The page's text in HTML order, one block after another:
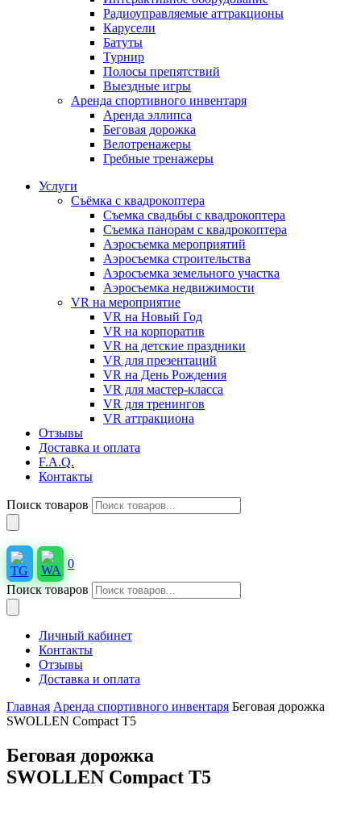
Радиоуправляемые аттракционы
Карусели
Батуты
Турнир
Полосы препятствий
Выездные игры
Аренда спортивного инвентаря
Аренда эллипса
Бeговая дoрожка
Велотренажеры
Гребные тренажеры
Услуги
Съёмка с квадрокоптера
Съемка свадьбы с квадрокоптера
Съемка панорам с квадрокоптера
Аэросъемка мероприятий
Аэросъемка строительства
Аэросъемка земельного участка
Аэросъемка недвижимости
VR на мероприятие
VR на Новый Год
VR на корпоратив
VR на детские праздники
VR для презентаций
VR на День Рождения
VR для мастер-класса
VR для тренингов
VR аттракциона
Отзывы
Доставка и оплата
F.A.Q.
Контакты
Поиск товаров
0
Поиск товаров
Личный кабинет
Контакты
Отзывы
Доставка и оплата
Главная Аренда спортивного инвентаря Беговая дорожка
SWОLLЕN Cоmpасt T5
Беговая дорожка
SWОLLЕN Cоmpасt T5